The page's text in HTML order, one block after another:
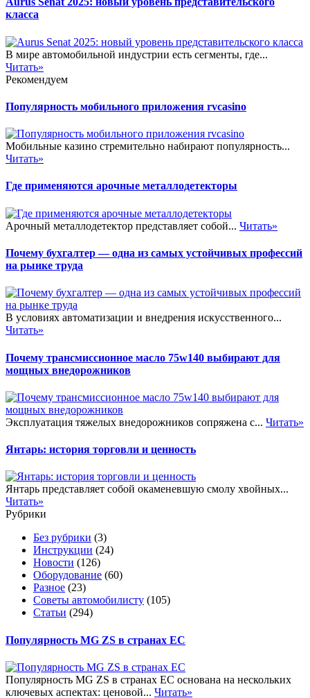
класса
В мире автомобильной индустрии есть сегменты, где...
Читать»
Рекомендуем
Популярность мобильного приложения rvcasino
Мобильные казино стремительно набирают популярность...
Читать»
Где применяются арочные металлодетекторы
Арочный металлодетектор представляет собой... Читать»
Почему бухгалтер — одна из самых устойчивых профессий
на рынке труда
В условиях автоматизации и внедрения искусственного...
Читать»
Почему трансмиссионное масло 75w140 выбирают для
мощных внедорожников
Эксплуатация тяжелых внедорожников сопряжена с... Читать»
Янтарь: история торговли и ценность
Янтарь представляет собой окаменевшую смолу хвойных...
Читать»
Рубрики
Без рубрики (3)
Инструкции (24)
Новости (126)
Оборудование (60)
Разное (23)
Советы автомобилисту (105)
Статьи (294)
Популярность MG ZS в странах ЕС
Популярность MG ZS в странах ЕС основана на нескольких
ключевых аспектах: ценовой... Читать»